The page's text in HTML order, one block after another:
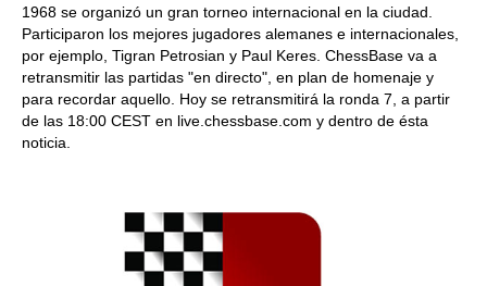
1968 se organizó un gran torneo internacional en la ciudad.
Participaron los mejores jugadores alemanes e internacionales,
por ejemplo, Tigran Petrosian y Paul Keres. ChessBase va a
retransmitir las partidas "en directo", en plan de homenaje y
para recordar aquello. Hoy se retransmitirá la ronda 7, a partir
de las 18:00 CEST en live.chessbase.com y dentro de ésta
noticia.